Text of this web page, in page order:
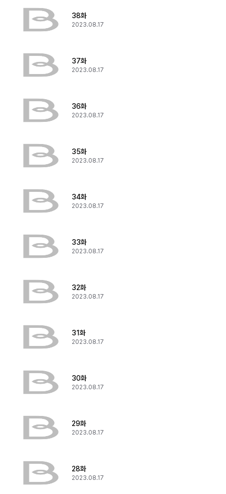
38화
2023.08.17
37화
2023.08.17
36화
2023.08.17
35화
2023.08.17
34화
2023.08.17
33화
2023.08.17
32화
2023.08.17
31화
2023.08.17
30화
2023.08.17
29화
2023.08.17
28화
2023.08.17